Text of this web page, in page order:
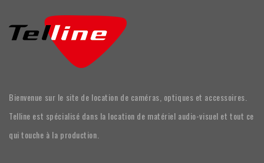
Bienvenue sur le site de location de caméras, optiques et accessoires.
Telline est spécialisé dans la location de matériel audio-visuel et tout ce
qui touche à la production.